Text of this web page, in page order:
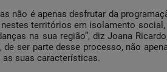
não é apenas desfrutar da
territórios em isolamento
na sua região”, diz Joana
ser parte desse processo, não
as suas características.